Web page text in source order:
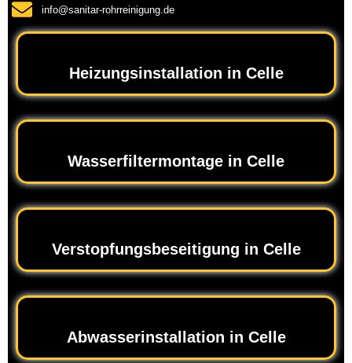
info@sanitar-rohrreinigung.de
Heizungsinstallation in Celle
Wasserfiltermontage in Celle
Verstopfungsbeseitigung in Celle
Abwasserinstallation in Celle